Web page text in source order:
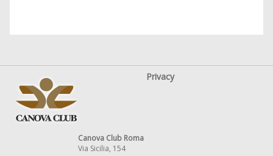
Privacy
Canova Club Roma
Via Sicilia, 154